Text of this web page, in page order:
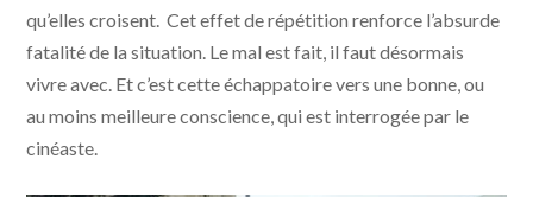
qu’elles croisent. Cet effet de répétition renforce l’absurde
fatalité de la situation. Le mal est fait, il faut désormais
vivre avec. Et c’est cette échappatoire vers une bonne, ou
au moins meilleure conscience, qui est interrogée par le
cinéaste.